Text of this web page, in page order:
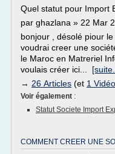
Quel statut pour Import
par ghazlana » 22 Mar
bonjour , désolé piour
voudrai creer une
le Maroc en Matreriel
voulais créer ici...
→ 26 Articles (et 1
Voir également :
Statut Societe Import
COMMENT CREER UNE